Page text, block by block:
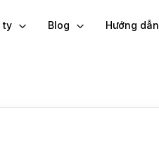
ty Blog Hướng dẫn